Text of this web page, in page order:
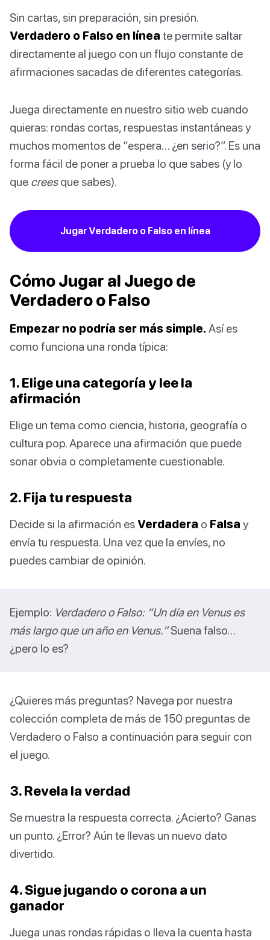
Sin cartas, sin preparación, sin presión.
Verdadero o Falso en línea te permite saltar
directamente al juego con un flujo constante de
afirmaciones sacadas de diferentes categorías.
Juega directamente en nuestro sitio web cuando
quieras: rondas cortas, respuestas instantáneas y
muchos momentos de “espera… ¿en serio?”. Es una
forma fácil de poner a prueba lo que sabes (y lo
que creesque sabes).
Jugar Verdadero o Falso en línea
Cómo Jugar al Juego de
Verdadero o Falso
Empezar no podría ser más simple. Así es
como funciona una ronda típica:
1. Elige una categoría y lee la
afirmación
Elige un tema como ciencia, historia, geografía o
cultura pop. Aparece una afirmación que puede
sonar obvia o completamente cuestionable.
2. Fija tu respuesta
Decide si la afirmación es Verdadera o Falsa y
envía tu respuesta. Una vez que la envíes, no
puedes cambiar de opinión.
Ejemplo: Verdadero o Falso: “Un día en Venus es
más largo que un año en Venus.”Suena falso…
¿pero lo es?
¿Quieres más preguntas? Navega por nuestra
colección completa de más de 150 preguntas de
Verdadero o Falso a continuación para seguir con
el juego.
3. Revela la verdad
Se muestra la respuesta correcta. ¿Acierto? Ganas
un punto. ¿Error? Aún te llevas un nuevo dato
divertido.
4. Sigue jugando o corona a un
ganador
Juega unas rondas rápidas o lleva la cuenta hasta